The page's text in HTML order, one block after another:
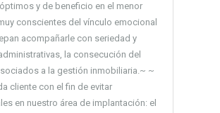
y de beneficio en el menor
conscientes del vínculo emocional
acompañarle con seriedad y
la consecución del
a la gestión inmobiliaria.~ ~
cliente con el fin de evitar
en nuestro área de implantación: el